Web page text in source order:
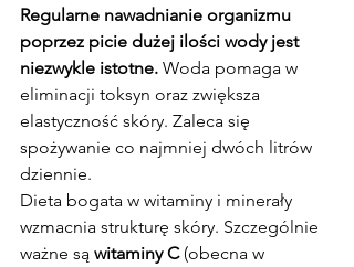
Regularne nawadnianie organizmu
poprzez picie dużej ilości wody jest
niezwykle istotne. Woda pomaga w
eliminacji toksyn oraz zwiększa
elastyczność skóry. Zaleca się
spożywanie co najmniej dwóch litrów
dziennie.
Dieta bogata w witaminy i minerały
wzmacnia strukturę skóry. Szczególnie
ważne są witaminy C (obecna w